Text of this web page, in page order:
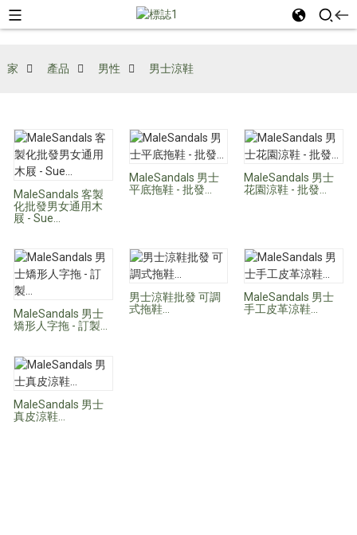
家 產品 男性 男士涼鞋
MaleSandals 客製
化批發男女通用木
屐 - Sue...
MaleSandals 男士
平底拖鞋 - 批發...
MaleSandals 男士
花園涼鞋 - 批發...
MaleSandals 男士
矯形人字拖 - 訂製...
男士涼鞋批發 可調
式拖鞋...
MaleSandals 男士
手工皮革涼鞋...
MaleSandals 男士
真皮涼鞋…